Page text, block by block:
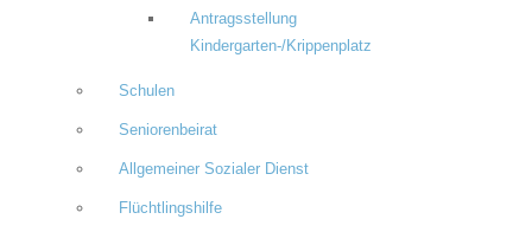
Antragsstellung
Kindergarten-/Krippenplatz
Schulen
Seniorenbeirat
Allgemeiner Sozialer Dienst
Flüchtlingshilfe